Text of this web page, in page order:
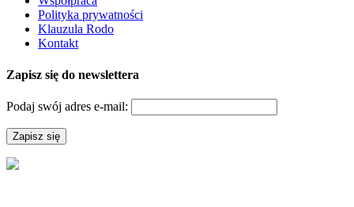
Polityka prywatności
Klauzula Rodo
Kontakt
Zapisz się do newslettera
Podaj swój adres e-mail: